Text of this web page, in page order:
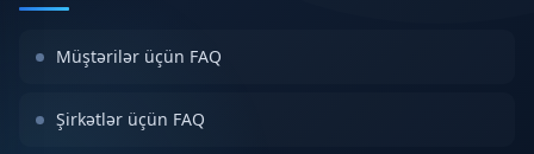
Müştərilər üçün FAQ
Şirkətlər üçün FAQ